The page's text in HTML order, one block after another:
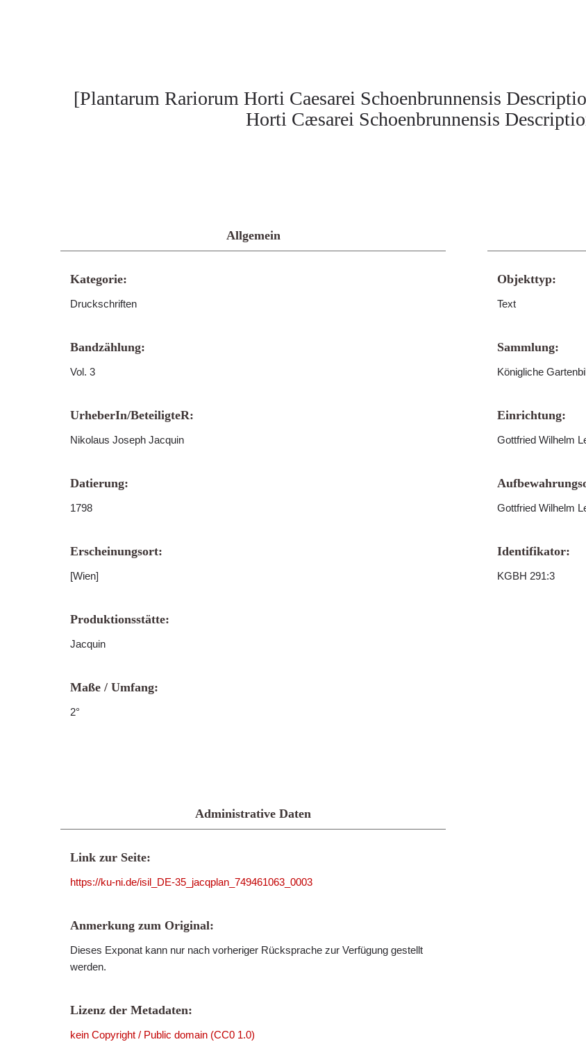
[Plantarum Rariorum Horti Caesarei Schoenbrunnensis
Horti Cæsarei Schoenbrunnensis
Allgemein
Kategorie:
Druckschriften
Bandzählung:
Vol. 3
UrheberIn/BeteiligteR:
Nikolaus Joseph Jacquin
Datierung:
1798
Erscheinungsort:
[Wien]
Produktionsstätte:
Jacquin
Maße / Umfang:
2°
Objekttyp:
Text
Sammlung:
Königliche
Einrichtung:
Gottfried Wilhelm
Gottfried Wilhelm
Identifikator:
KGBH 291:3
Administrative Daten
Link zur Seite:
https://ku-ni.de/isil_DE-35_jacqplan_749461063_0003
Anmerkung zum Original:
Dieses Exponat kann nur nach vorheriger Rücksprache zur Verfügung gestellt
werden.
Lizenz der Metadaten:
kein Copyright / Public domain (CC0 1.0)